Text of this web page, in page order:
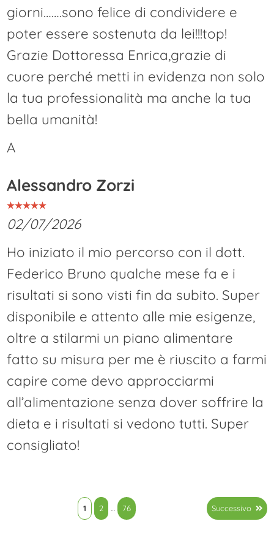
giorni…….sono felice di condividere e
poter essere sostenuta da lei!!!top!
Grazie Dottoressa Enrica,grazie di
cuore perché metti in evidenza non solo
la tua professionalità ma anche la tua
bella umanità!
A
Alessandro Zorzi
02/07/2026
Ho iniziato il mio percorso con il dott.
Federico Bruno qualche mese fa e i
risultati si sono visti fin da subito. Super
disponibile e attento alle mie esigenze,
oltre a stilarmi un piano alimentare
fatto su misura per me è riuscito a farmi
capire come devo approcciarmi
all’alimentazione senza dover soffrire la
dieta e i risultati si vedono tutti. Super
consigliato!
Paginazione
1 2 … 76 Successivo